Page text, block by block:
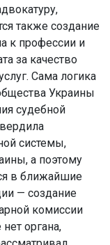
также создание
к профессии и
за качество
Сама логика
Украины
судебной
системы,
а поэтому
в ближайшие
— создание
комиссии
органа,